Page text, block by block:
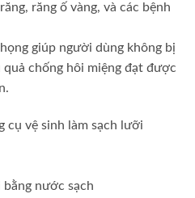
răng ố vàng, và các bệnh
giúp người dùng không bị
chống hôi miệng đạt được
cụ vệ sinh làm sạch lưỡi
nước sạch